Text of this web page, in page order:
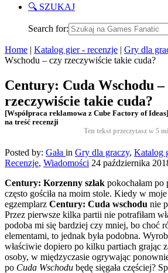
🔍 SZUKAJ
Search for:
Home | Katalog gier - recenzje | Gry dla
Wschodu – czy rzeczywiście takie cuda?
Century: Cuda Wschodu –
rzeczywiście takie cuda?
[Współpraca reklamowa z Cube Factory of
na treść recenzji
Ten tekst przeczytasz w 5
Posted by: Gała in Gry dla graczy, Katalog
Recenzje, Wiadomości 24 października
Century: Korzenny szlak pokochałam
często gościła na moim stole. Kiedy w moje
egzemplarz Century: Cuda wschodu nie
Przez pierwsze kilka partii nie potrafiłam
podoba mi się bardziej czy mniej, bo choć
elementami, to jednak była podobna.
właściwie dopiero po kilku partiach grając
osoby, w międzyczasie ogrywając
po Cuda Wschodu będę sięgała częściej?